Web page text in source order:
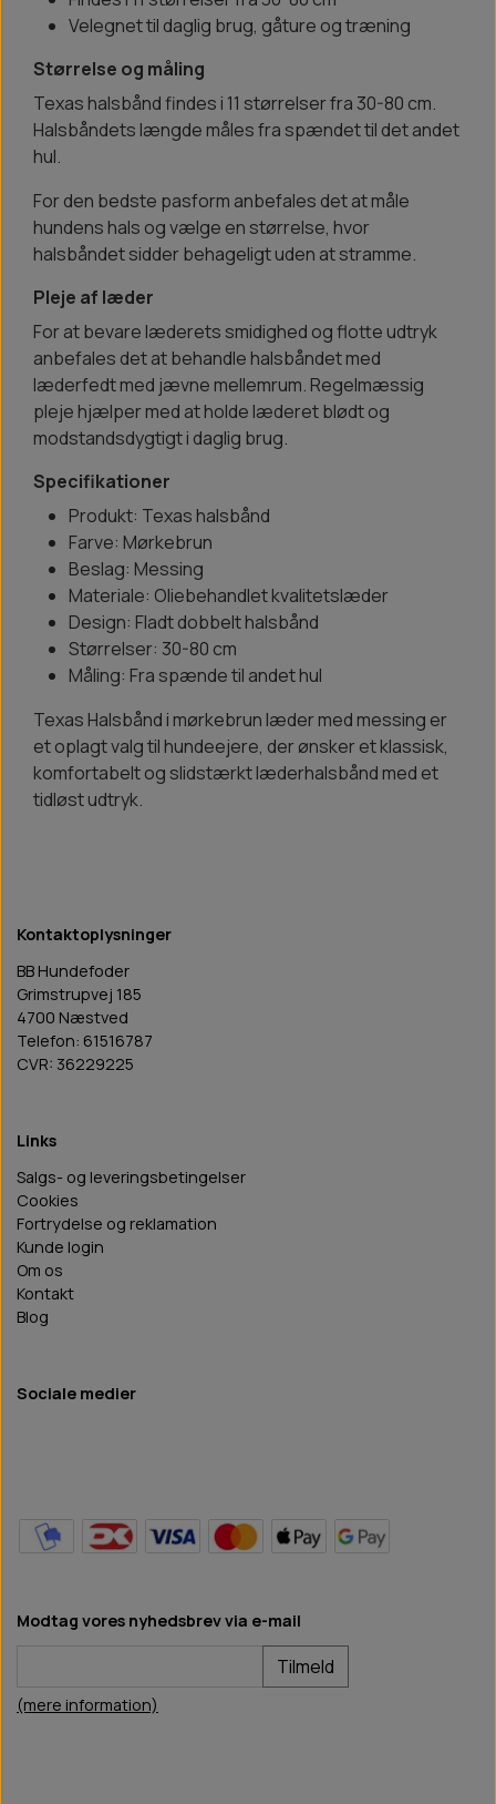
Velegnet til daglig brug, gåture og træning
Størrelse og måling
Texas halsbånd findes i 11 størrelser fra 30-80 cm.
Halsbåndets længde måles fra spændet til det andet
hul.
For den bedste pasform anbefales det at måle
hundens hals og vælge en størrelse, hvor
halsbåndet sidder behageligt uden at stramme.
Pleje af læder
For at bevare læderets smidighed og flotte udtryk
anbefales det at behandle halsbåndet med
læderfedt med jævne mellemrum. Regelmæssig
pleje hjælper med at holde læderet blødt og
modstandsdygtigt i daglig brug.
Specifikationer
Produkt: Texas halsbånd
Farve: Mørkebrun
Beslag: Messing
Materiale: Oliebehandlet kvalitetslæder
Design: Fladt dobbelt halsbånd
Størrelser: 30-80 cm
Måling: Fra spænde til andet hul
Texas Halsbånd i mørkebrun læder med messing er
et oplagt valg til hundeejere, der ønsker et klassisk,
komfortabelt og slidstærkt læderhalsbånd med et
tidløst udtryk.
Kontaktoplysninger
BB Hundefoder
Grimstrupvej 185
4700 Næstved
Telefon: 61516787
CVR: 36229225
Links
Salgs- og leveringsbetingelser
Cookies
Fortrydelse og reklamation
Kunde login
Om os
Kontakt
Blog
Sociale medier
Modtag vores nyhedsbrev via e-mail
Tilmeld
(mere information)